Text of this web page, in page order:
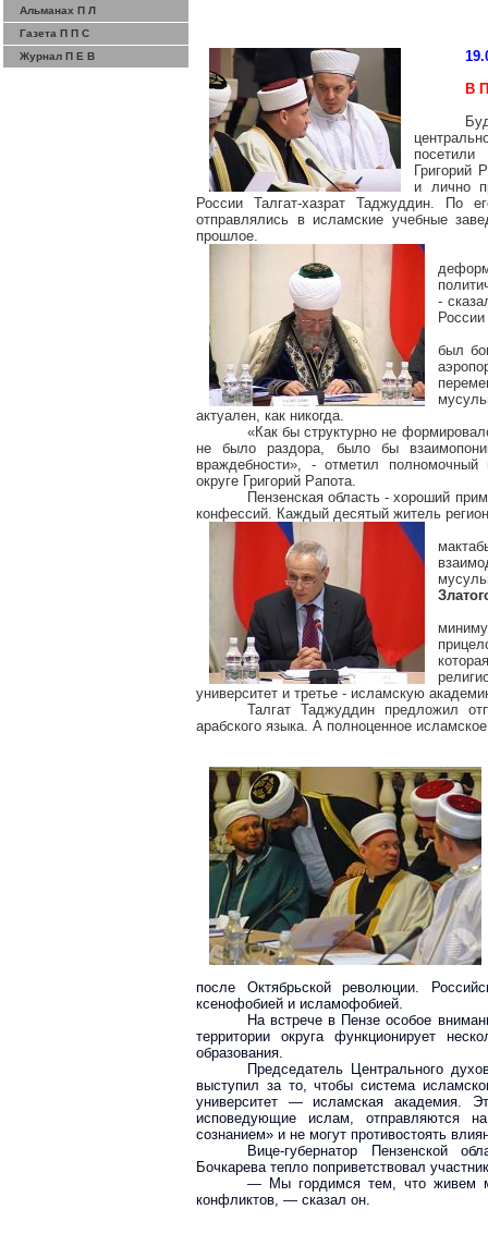
Альманах П Л
Газета П П С
Журнал П Е В
В
Григорий
и лично
России Талгат-хазрат Таджуддин. По
отправлялись в исламские учебные
прошлое.
-
России
был
актуален, как никогда.
«Как бы структурно не
не было раздора, было бы
враждебности», - отметил
округе Григорий Рапота.
Пензенская область - хороший
конфессий. Каждый десятый житель
университет и третье - исламскую
Талгат Таджуддин предложил
арабского языка. А полноценное
после Октябрьской революции.
ксенофобией и исламофобией.
На встрече в Пензе особое
территории округа функционирует
образования.
Председатель Центрального
выступил за то, чтобы система
университет — исламская академия.
исповедующие ислам, отправляются
сознанием» и не могут противостоять
Вице-губернатор Пензенской
Бочкарева тепло поприветствовал
— Мы гордимся тем, что живем
конфликтов, — сказал он.